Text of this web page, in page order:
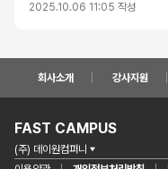
2025.10.06 11:05 작성
회사소개 강사지원
FAST CAMPUS
(주) 데이원컴퍼니